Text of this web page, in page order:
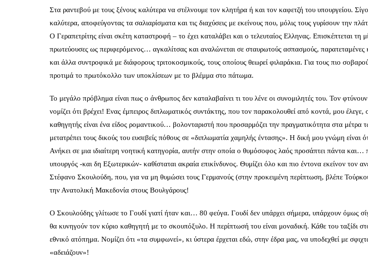
Στα ραντεβού με τους ξένους καλύτερα να στέλνουμε τον κλητήρα ή και τον καφετζή του υπουργείου.
καλύτερα, αποφεύγοντας τα σαλιαρίσματα και τις διαχύσεις με εκείνους που, μόλις τους γυρίσουν την
Ο Γεραπετρίτης είναι σκέτη καταστροφή – το έχει καταλάβει και ο τελευταίος Ελληνας. Επισκέπτεται τη
πρωτεύουσες ως περιφερόμενος… αγκαλίτσας και αναλώνεται σε σταυρωτούς ασπασμούς, παρατεταμένες
και άλλα συντροφικά με διάφορους τριτοκοσμικούς, τους οποίους θεωρεί φιλαράκια. Για τους πιο
προτιμά το πρωτόκολλο των υποκλίσεων με το βλέμμα στο πάτωμα.
Το μεγάλο πρόβλημα είναι πως ο άνθρωπος δεν καταλαβαίνει τι του λένε οι συνομιλητές του. Τον φτύνουν
νομίζει ότι βρέχει! Ενας έμπειρος διπλωματικός συντάκτης, που τον παρακολουθεί από κοντά, μου έλεγε,
καθηγητής είναι ένα είδος ρομαντικού… βολονταριστή που προσαρμόζει την πραγματικότητα στα μέτρα
μετατρέπει τους δικούς του ευσεβείς πόθους σε «διπλωματία χαμηλής έντασης». Η δική μου γνώμη είναι
Ανήκει σε μια ιδιαίτερη νοητική κατηγορία, αυτήν στην οποία ο θυμόσοφος λαός προσάπτει πάντα
υπουργός -και δη Εξωτερικών- καθίσταται ακραία επικίνδυνος. Θυμίζει όλο και πιο έντονα εκείνον τον
Στέφανο Σκουλούδη, που, για να μη θυμώσει τους Γερμανούς (στην προκειμένη περίπτωση, βλέπε
την Ανατολική Μακεδονία στους Βουλγάρους!
Ο Σκουλούδης γλίτωσε το Γουδί γιατί ήταν και… 80 φεύγα. Γουδί δεν υπάρχει σήμερα, υπάρχουν όμως
θα κυνηγούν τον κύριο καθηγητή με το σκουπόξυλο. Η περίπτωσή του είναι μοναδική. Κάθε του ταξίδι
εθνικό ατόπημα. Νομίζει ότι «τα συμφωνεί», κι ύστερα έρχεται εδώ, στην έδρα μας, να υποδεχθεί με
«αδειάζουν»!